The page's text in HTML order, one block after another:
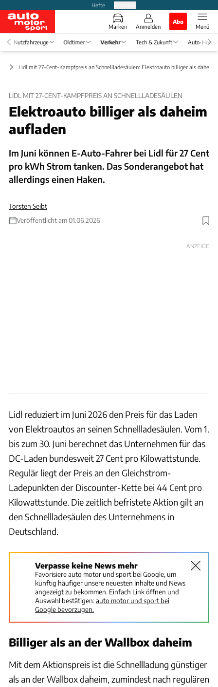
Hefte
Marken Anmelden
Abo
Menü
Nutzfahrzeuge Oldtimer Verkehr Tech & Zukunft Auto-
Lidl mit 27-Cent-Kampfpreis an Schnellladesäulen: Elektroauto billiger als daheim
LIDL MIT 27-CENT-KAMPFPREIS AN SCHNELLLADESÄULEN
Elektroauto billiger als daheim
aufladen
Im Juni können E-Auto-Fahrer bei Lidl für 27 Cent
pro kWh Strom tanken. Das Sonderangebot hat
allerdings einen Haken.
Torsten Seibt
Veröffentlicht am 01.06.2026
Foto: Lidl
ANZEIGE
Lidl reduziert im Juni 2026 den Preis für das Laden
von Elektroautos an seinen Schnellladesäulen. Vom 1.
bis zum 30. Juni berechnet das Unternehmen für das
DC-Laden bundesweit 27 Cent pro Kilowattstunde.
Regulär liegt der Preis an den Gleichstrom-
Ladepunkten der Discounter-Kette bei 44 Cent pro
Kilowattstunde. Die zeitlich befristete Aktion gilt an
den Schnellladesäulen des Unternehmens in
Deutschland.
Verpasse keine News mehr
Favorisiere auto motor und sport bei Google, um
künftig häufiger unsere neuesten Inhalte und News
angezeigt zu bekommen. Einfach Link öffnen und
Auswahl bestätigen:auto motor und sport bei
Google bevorzugen.
Billiger als an der Wallbox daheim
Mit dem Aktionspreis ist die Schnellladung günstiger
als an der Wallbox daheim, zumindest nach regulären